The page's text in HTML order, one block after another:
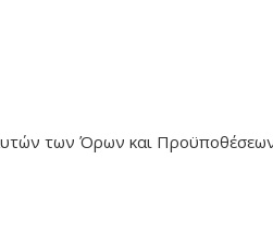
των Όρων και